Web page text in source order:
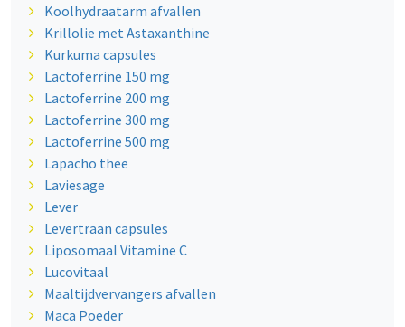
Koolhydraatarm afvallen
Krillolie met Astaxanthine
Kurkuma capsules
Lactoferrine 150 mg
Lactoferrine 200 mg
Lactoferrine 300 mg
Lactoferrine 500 mg
Lapacho thee
Laviesage
Lever
Levertraan capsules
Liposomaal Vitamine C
Lucovitaal
Maaltijdvervangers afvallen
Maca Poeder